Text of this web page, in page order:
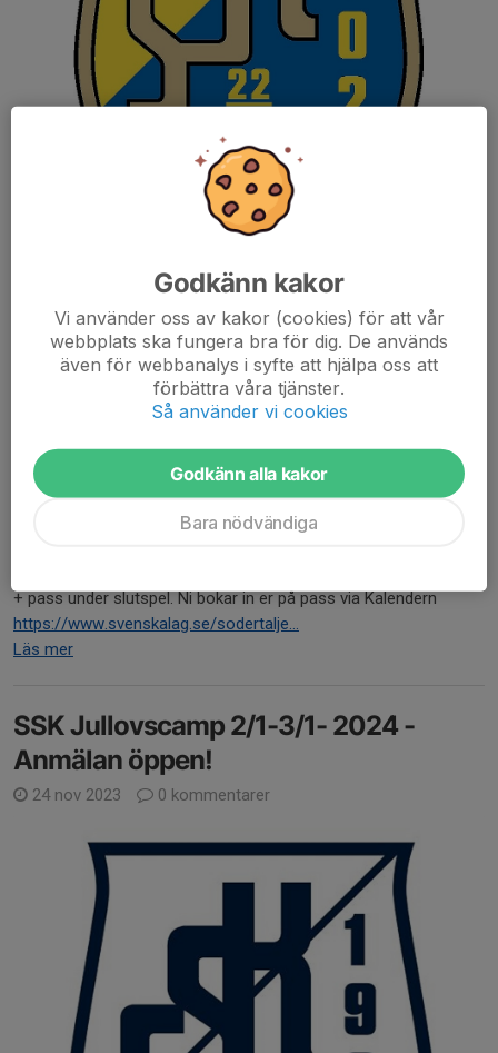
förlänga hockeysäsongen. Fokus kommer att ligga på skridsko-
och klubbteknik, spelförståelse, målskytte och spel.
Vi erbjuder 2 ispass/vecka, måndagar och onsdagar...
Kioskpass
0 kommentarer
+ pass under slutspel. Ni bokar in er på pass via Kalendern
https://www.svenskalag.se/sodertalje...
Läs mer
SSK Jullovscamp 2/1-3/1- 2024 -
Anmälan öppen!
24 nov 2023 0 kommentarer
Godkänn kakor
Vi använder oss av kakor (cookies) för att vår
webbplats ska fungera bra för dig. De används
även för webbanalys i syfte att hjälpa oss att
förbättra våra tjänster.
Så använder vi cookies
Godkänn alla kakor
Bara nödvändiga